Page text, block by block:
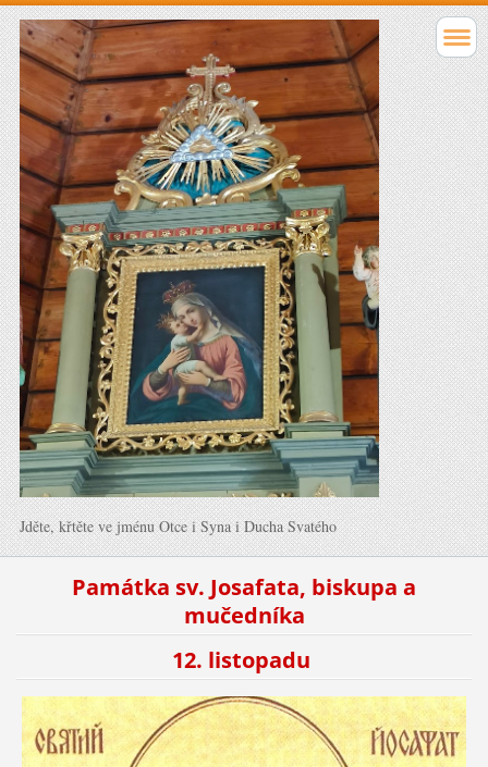
Jděte, křtěte ve jménu Otce i Syna i Ducha Svatého
Památka sv. Josafata, biskupa a
mučedníka
12. listopadu